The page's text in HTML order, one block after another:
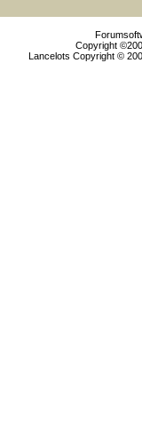
Copyright
Lancelots Copyright ©